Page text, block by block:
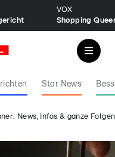
VOX
Shopping
Star News
News, Infos & ganze